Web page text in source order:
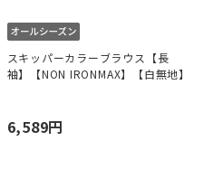
スキッパーカラーブラウス【長
袖】【NON IRONMAX】【白無地】
6,589円